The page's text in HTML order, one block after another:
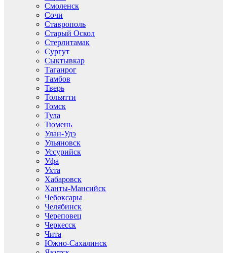
Смоленск
Сочи
Ставрополь
Старый Оскол
Стерлитамак
Сургут
Сыктывкар
Таганрог
Тамбов
Тверь
Тольятти
Томск
Тула
Тюмень
Улан-Удэ
Ульяновск
Уссурийск
Уфа
Ухта
Хабаровск
Ханты-Мансийск
Чебоксары
Челябинск
Череповец
Черкесск
Чита
Южно-Сахалинск